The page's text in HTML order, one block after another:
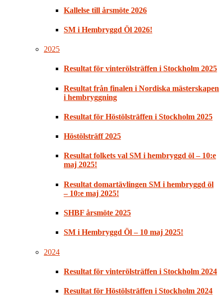
Kallelse till årsmöte 2026
SM i Hembryggd Öl 2026!
2025
Resultat för vinterölsträffen i Stockholm 2025
Resultat från finalen i Nordiska mästerskapen
i hembryggning
Resultat för Höstölsträffen i Stockholm 2025
Höstölsträff 2025
Resultat folkets val SM i hembryggd öl – 10:e
maj 2025!
Resultat domartävlingen SM i hembryggd öl
– 10:e maj 2025!
SHBF årsmöte 2025
SM i Hembryggd Öl – 10 maj 2025!
2024
Resultat för vinterölsträffen i Stockholm 2024
Resultat för Höstölsträffen i Stockholm 2024